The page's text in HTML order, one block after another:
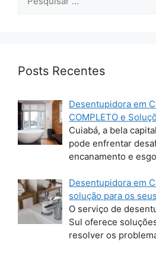
por:
Posts Recentes
Desentupidora em
COMPLETO e
Cuiabá, a bela
pode enfrentar
encanamento e
Desentupidora em
solução para os
O serviço de
Sul oferece
resolver os